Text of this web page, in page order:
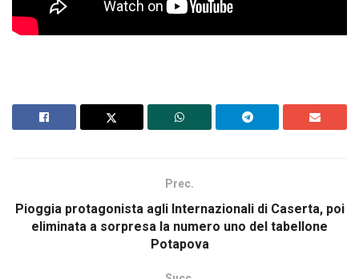
Prec.
Pioggia protagonista agli Internazionali di Caserta, poi
eliminata a sorpresa la numero uno del tabellone
Potapova